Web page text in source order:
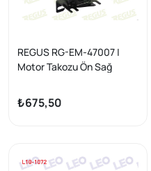
REGUS RG-EM-47007 |
Motor Takozu Ön Sağ
₺675,50